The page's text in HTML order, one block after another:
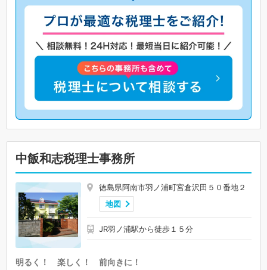
中飯和志税理士事務所
徳島県阿南市羽ノ浦町宮倉沢田５０番地２
地図
JR羽ノ浦駅から徒歩１５分
明るく！ 楽しく！ 前向きに！